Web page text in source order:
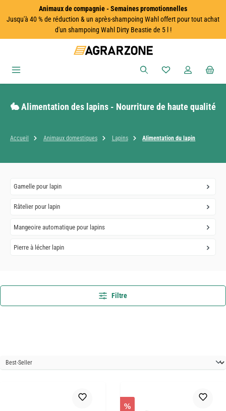
Passer au contenu principalAnimaux de compagnie - Semaines promotionnelles
Jusqu'à 40 % de réduction & un après-shampoing Wahl offert pour tout achat
d'un shampoing Wahl Dirty Beastie de 5 l !
Vous avez 0
🐇 Alimentation des lapins - Nourriture de haute qualité
Accueil Animaux domestiques Lapins Alimentation du lapin
Gamelle pour lapin
Râtelier pour lapin
Mangeoire automatique pour lapins
Pierre à lécher lapin
Filtre
%